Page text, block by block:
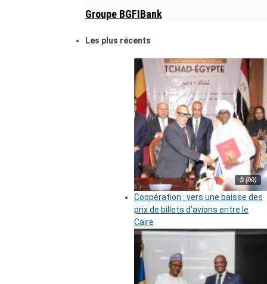
Groupe BGFIBank
Les plus récents
© (DR)
Coopération : vers une baisse des
prix de billets d’avions entre le
Caire